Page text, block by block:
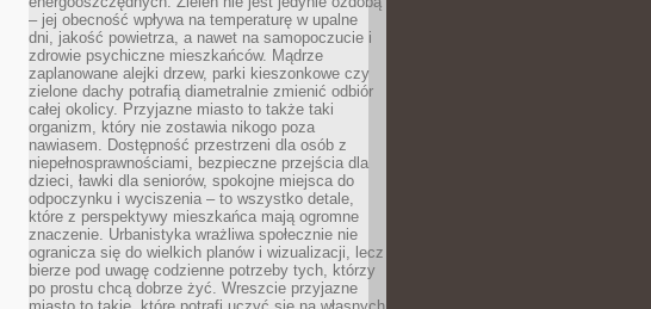
– jej obecność wpływa na temperaturę w upalne
dni, jakość powietrza, a nawet na samopoczucie i
zdrowie psychiczne mieszkańców. Mądrze
zaplanowane alejki drzew, parki kieszonkowe czy
zielone dachy potrafią diametralnie zmienić odbiór
całej okolicy. Przyjazne miasto to także taki
organizm, który nie zostawia nikogo poza
nawiasem. Dostępność przestrzeni dla osób z
niepełnosprawnościami, bezpieczne przejścia dla
dzieci, ławki dla seniorów, spokojne miejsca do
odpoczynku i wyciszenia – to wszystko detale,
które z perspektywy mieszkańca mają ogromne
znaczenie. Urbanistyka wrażliwa społecznie nie
ogranicza się do wielkich planów i wizualizacji, lecz
bierze pod uwagę codzienne potrzeby tych, którzy
po prostu chcą dobrze żyć. Wreszcie przyjazne